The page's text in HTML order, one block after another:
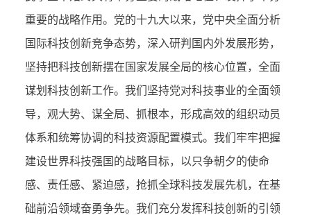
重要的战略作用。党的十九大以来，党中央全面分析
国际科技创新竞争态势，深入研判国内外发展形势，
坚持把科技创新摆在国家发展全局的核心位置，全面
谋划科技创新工作。我们坚持党对科技事业的全面领
导，观大势、谋全局、抓根本，形成高效的组织动员
体系和统筹协调的科技资源配置模式。我们牢牢把握
建设世界科技强国的战略目标，以只争朝夕的使命
感、责任感、紧迫感，抢抓全球科技发展先机，在基
础前沿领域奋勇争先。我们充分发挥科技创新的引领